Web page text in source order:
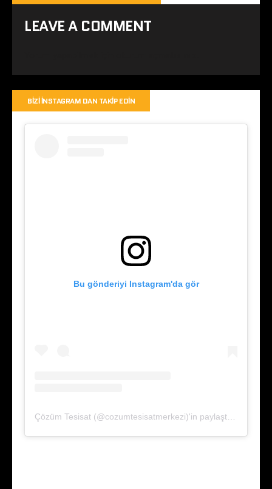
LEAVE A COMMENT
BIZI İNSTAGRAM DAN TAKIP EDIN
Bu gönderiyi Instagram'da gör
Çözüm Tesisat (@cozumtesisatmerkezi)'in paylaştığı bir gönderi